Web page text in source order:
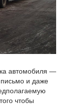
автомобиля —
письмо и даже
чтобы